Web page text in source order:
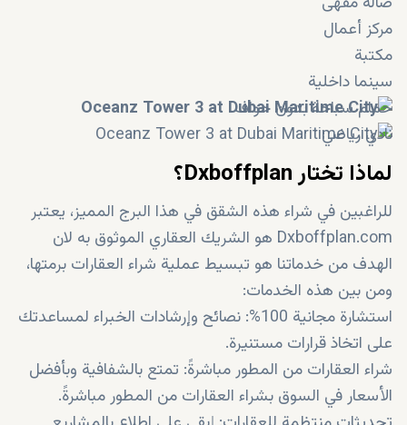
مركز أعمال
مكتبة
سينما داخلية
حمام سباحة بدون حواف
نادي رياضي
لماذا تختار Dxboffplan؟
للراغبين في شراء هذه الشقق في هذا البرج المميز، يعتبر
Dxboffplan.com هو الشريك العقاري الموثوق به لان
الهدف من خدماتنا هو تبسيط عملية شراء العقارات برمتها،
ومن بين هذه الخدمات:
استشارة مجانية 100%: نصائح وإرشادات الخبراء لمساعدتك
على اتخاذ قرارات مستنيرة.
شراء العقارات من المطور مباشرةً: تمتع بالشفافية وبأفضل
الأسعار في السوق بشراء العقارات من المطور مباشرةً.